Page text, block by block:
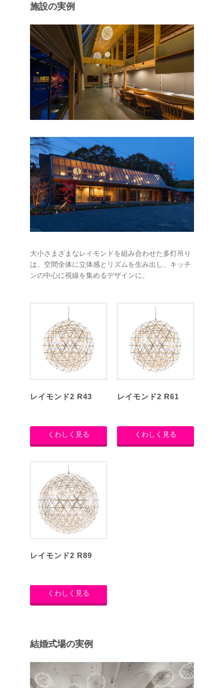
施設の実例
大小さまざまなレイモンドを組み合わせた多灯吊り
は、空間全体に立体感とリズムを生み出し、キッチ
ンの中心に視線を集めるデザインに。
レイモンド2 R43
くわしく見る
レイモンド2 R61
くわしく見る
レイモンド2 R89
くわしく見る
結婚式場の実例